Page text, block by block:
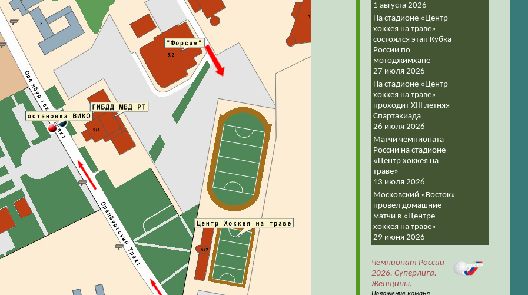
1 августа 2026
На стадионе «Центр
хоккея на траве»
состоялся этап Кубка
России по
мотоджимхане
27 июля 2026
На стадионе «Центр
хоккея на траве»
проходит XIII летняя
Спартакиада
26 июля 2026
Матчи чемпионата
России на стадионе
«Центр хоккея на
траве»
13 июля 2026
Московский «Восток»
провел домашние
матчи в «Центре
хоккея на траве»
29 июня 2026
Чемпионат России
2026. Суперлига.
Женщины.